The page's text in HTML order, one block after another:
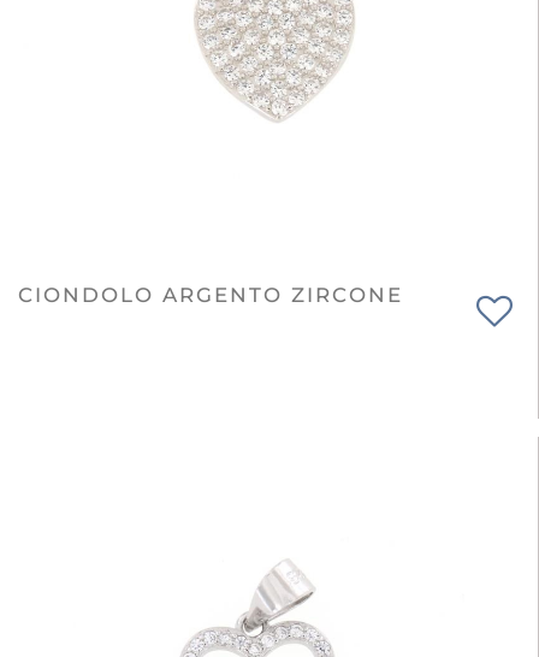
CIONDOLO ARGENTO ZIRCONE